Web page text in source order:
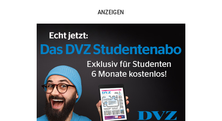
ANZEIGEN